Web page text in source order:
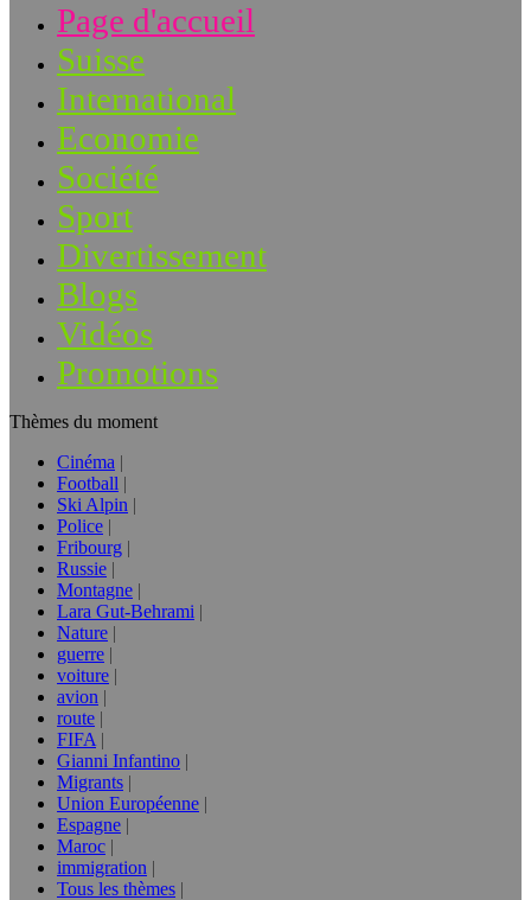
Page d'accueil
Suisse
International
Economie
Société
Sport
Divertissement
Blogs
Vidéos
Promotions
Thèmes du moment
Cinéma
Football
Ski Alpin
Police
Fribourg
Russie
Montagne
Lara Gut-Behrami
Nature
guerre
voiture
avion
route
FIFA
Gianni Infantino
Migrants
Union Européenne
Espagne
Maroc
immigration
Tous les thèmes